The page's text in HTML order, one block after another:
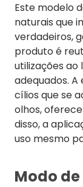
Este modelo
naturais que
verdadeiros,
produto é
utilizações ao
adequados.
cílios que se
olhos,
disso, a
uso mesmo
Modo de